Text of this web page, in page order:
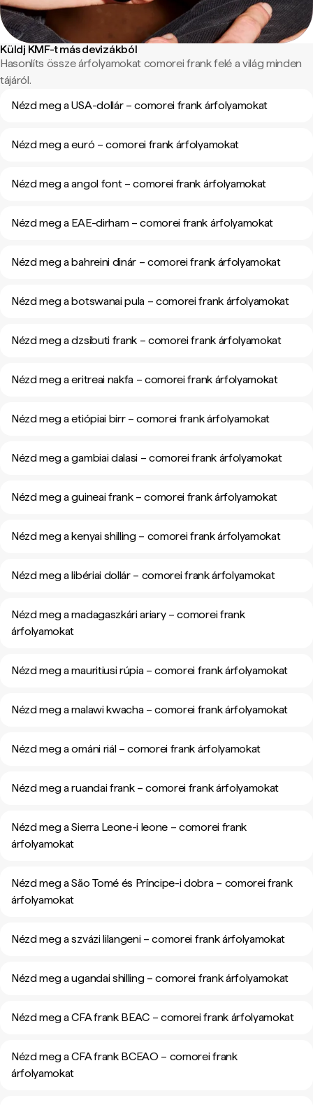
Küldj KMF-t más devizákból
Hasonlíts össze árfolyamokat comorei frank felé a világ minden
tájáról.
Nézd meg a USA-dollár – comorei frank árfolyamokat
Nézd meg a euró – comorei frank árfolyamokat
Nézd meg a angol font – comorei frank árfolyamokat
Nézd meg a EAE-dirham – comorei frank árfolyamokat
Nézd meg a bahreini dinár – comorei frank árfolyamokat
Nézd meg a botswanai pula – comorei frank árfolyamokat
Nézd meg a dzsibuti frank – comorei frank árfolyamokat
Nézd meg a eritreai nakfa – comorei frank árfolyamokat
Nézd meg a etiópiai birr – comorei frank árfolyamokat
Nézd meg a gambiai dalasi – comorei frank árfolyamokat
Nézd meg a guineai frank – comorei frank árfolyamokat
Nézd meg a kenyai shilling – comorei frank árfolyamokat
Nézd meg a libériai dollár – comorei frank árfolyamokat
Nézd meg a madagaszkári ariary – comorei frank
árfolyamokat
Nézd meg a mauritiusi rúpia – comorei frank árfolyamokat
Nézd meg a malawi kwacha – comorei frank árfolyamokat
Nézd meg a ománi riál – comorei frank árfolyamokat
Nézd meg a ruandai frank – comorei frank árfolyamokat
Nézd meg a Sierra Leone-i leone – comorei frank
árfolyamokat
Nézd meg a São Tomé és Príncipe-i dobra – comorei frank
árfolyamokat
Nézd meg a szvázi lilangeni – comorei frank árfolyamokat
Nézd meg a ugandai shilling – comorei frank árfolyamokat
Nézd meg a CFA frank BEAC – comorei frank árfolyamokat
Nézd meg a CFA frank BCEAO – comorei frank
árfolyamokat